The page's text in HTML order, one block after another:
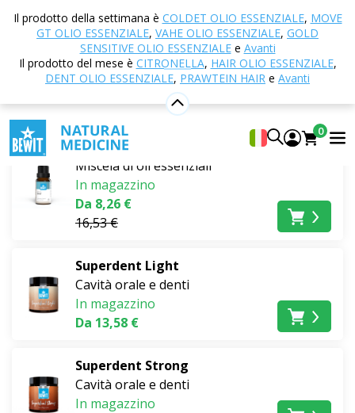
Il prodotto della settimana è COLDET OLIO ESSENZIALE, MOVE
GT OLIO ESSENZIALE, VAHE OLIO ESSENZIALE, GOLD
SENSITIVE OLIO ESSENZIALEe Avanti
Il prodotto del mese è CITRONELLA, HAIR OLIO ESSENZIALE,
DENT OLIO ESSENZIALE, PRAWTEIN HAIR e Avanti
0
Casa E-shop Cosmetici naturali
denti
Cavità orale e denti
I più venduti
Dent olio essenziale
Miscela di oli essenziali
In magazzino
Da 8,26 €
16,53 €
Superdent Light
Cavità orale e denti
In magazzino
Da 13,58 €
Superdent Strong
Cavità orale e denti
In magazzino